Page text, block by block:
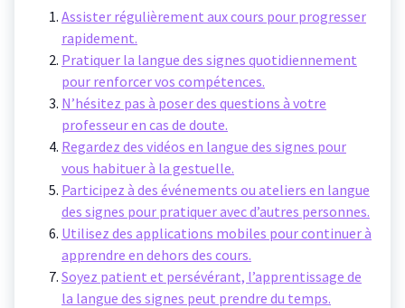
Assister régulièrement aux cours pour progresser
rapidement.
Pratiquer la langue des signes quotidiennement
pour renforcer vos compétences.
N’hésitez pas à poser des questions à votre
professeur en cas de doute.
Regardez des vidéos en langue des signes pour
vous habituer à la gestuelle.
Participez à des événements ou ateliers en langue
des signes pour pratiquer avec d’autres personnes.
Utilisez des applications mobiles pour continuer à
apprendre en dehors des cours.
Soyez patient et persévérant, l’apprentissage de
la langue des signes peut prendre du temps.